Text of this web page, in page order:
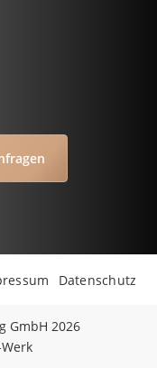
Datenschutz
GmbH 2026